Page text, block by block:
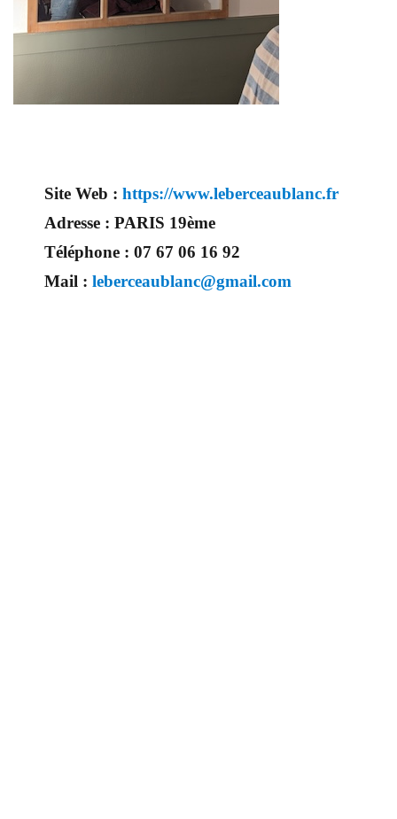
Site Web : https://www.leberceaublanc.fr
Adresse : PARIS 19ème
Téléphone : 07 67 06 16 92
Mail : leberceaublanc@gmail.com